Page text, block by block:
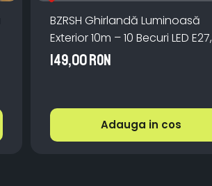
BZRSH Ghirlandă Luminoasă
Exterior 10m – 10 Becuri LED E27,
IP66, incarcare la priza, Lumină
Caldă pentru Grădină
149,00 RON
Adauga in cos